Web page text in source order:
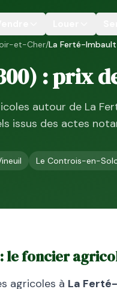
et-Cher/La Ferté-Imbault
) : prix
autour de La
issus des actes
Le Controis-en-
le foncier
agricoles à La